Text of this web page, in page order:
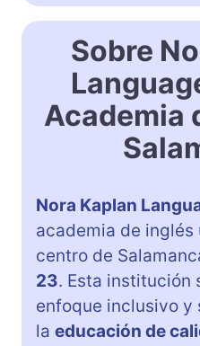
Sobre
Academia
Nora Kaplan
academia de
centro de
23. Esta institución
enfoque inclusivo y
la educación de